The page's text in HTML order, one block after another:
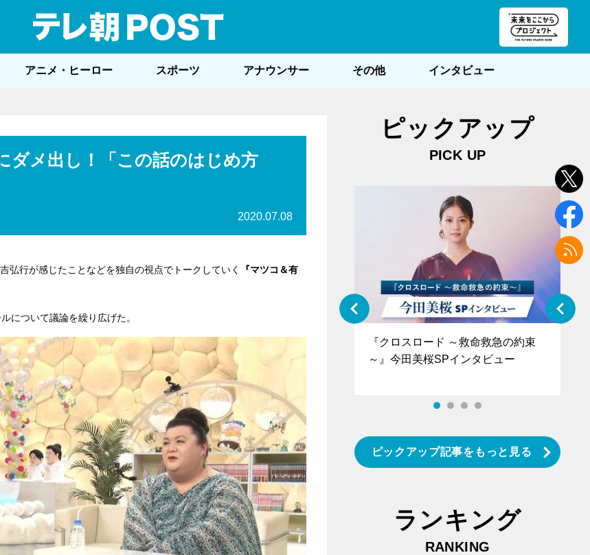
アニメ・ヒーロー スポーツ アナウンサー その他 インタビュー
ダメ出し！「この話のはじめ方
2020.07.08
弘行が感じたことなどを独自の視点でトークしていく
『マツコ＆有
について議論を繰り広げた。
ピックアップ
PICK UP
『アイ＝ラブ！げーみんぐ』＝LOV
E齋藤樹愛羅＆佐々木舞香SPインタ
ビュー
『クロスロード ～救命救急の約束
～』今田美桜SPインタビュー
ピックアップ記事をもっと見る
ランキング
RANKING